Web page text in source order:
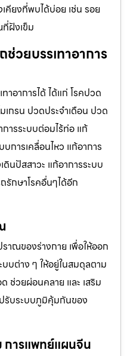
คียงที่พบได้บ่อย เช่น รอย
ฝังเข็ม
ช่วยบรรเทาอาการ
าอาการได้ ได้แก่ โรคปวด
เกรน ปวดประจําเดือน ปวด
ารระบบต่อมไร้ท่อ แก้
การเคลื่อนไหว แก้อาการ
นปัสสาวะ แก้อาการระบบ
รักษาโรคอื่นๆได้อีก
าณของร่างกาย เพื่อให้ออก
บต่าง ๆ ให้อยู่ในสมดุลตาม
ช่วยผ่อนคลาย และ เสริม
รับระบบภูมิคุ้มกันของ
การแพทย์แผนจีน